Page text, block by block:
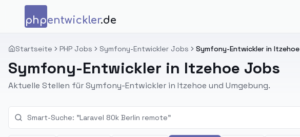
Zum Inhalt springen
phpentwickler.de
Startseite PHP Jobs Symfony-Entwickler Jobs Symfony-Entwickler in Itzehoe
Symfony-Entwickler in Itzehoe Jobs
Aktuelle Stellen für Symfony-Entwickler in Itzehoe und Umgebung.